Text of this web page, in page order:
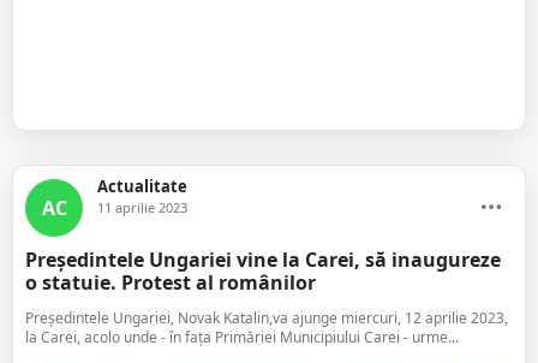
AC
Actualitate
11 aprilie 2023
Președintele Ungariei vine la Carei, să inaugureze
o statuie. Protest al românilor
Președintele Ungariei, Novak Katalin,va ajunge miercuri, 12 aprilie 2023,
la Carei, acolo unde - în fața Primăriei Municipiului Carei - urme...